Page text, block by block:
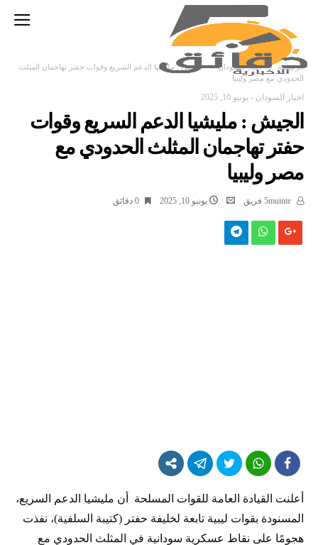
‫الرئيسية‬ اخبار السودان
الجيش : مليشيا الدعم السريع وقوات حفتر تهاجمان المثلث
الحدودي مع مصر وليبيا
اخبار السودان - يونيو 10, 2025
الجيش : مليشيا الدعم السريع وقوات
حفتر تهاجمان المثلث الحدودي مع
مصر وليبيا
يونيو 10, 2025 0 ‫دقائق‬
أعلنت القيادة العامة للقوات المسلحة أن مليشيا الدعم السريع،
المسنودة بقوات ليبية تابعة لخليفة حفتر (كتيبة السلفية)، نفذت
هجومًا على نقاط عسكرية سودانية في المثلث الحدودي مع